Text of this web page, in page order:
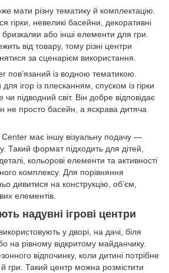
мати різну тематику й комплектацію.
гірки, невеликі басейни, декоративні
бризкалки або інші елементи для гри.
від товару, тому різні центри
за сценарієм використання.
пов’язаний із водною тематикою.
ігор із плесканням, спуском із гірки
підводний світ. Він добре відповідає
не просто басейн, а яскрава дитяча
має іншу візуальну подачу —
Такий формат підходить для дітей,
кольорові елементи та активності
комплексу. Для порівняння
дивитися на конструкцію, об’єм,
елементів.
надувні ігрові центри
у дворі, на дачі, біля
на рівному відкритому майданчику.
відпочинку, коли дитині потрібне
гри. Такий центр можна розмістити